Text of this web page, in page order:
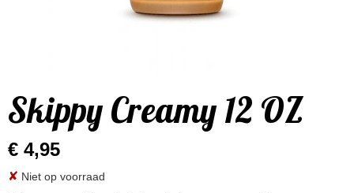
Skippy Creamy 12 OZ
€ 4,95
✘ Niet op voorraad